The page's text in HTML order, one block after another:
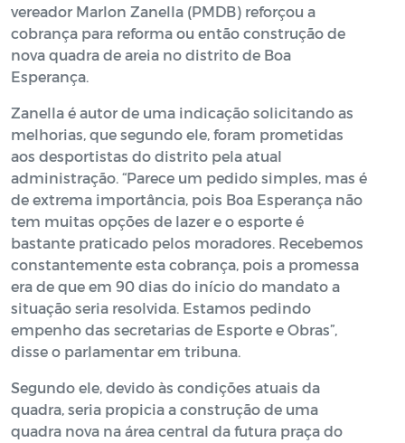
vereador Marlon Zanella (PMDB) reforçou a
cobrança para reforma ou então construção de
nova quadra de areia no distrito de Boa
Esperança.
Zanella é autor de uma indicação solicitando as
melhorias, que segundo ele, foram prometidas
aos desportistas do distrito pela atual
administração. “Parece um pedido simples, mas é
de extrema importância, pois Boa Esperança não
tem muitas opções de lazer e o esporte é
bastante praticado pelos moradores. Recebemos
constantemente esta cobrança, pois a promessa
era de que em 90 dias do início do mandato a
situação seria resolvida. Estamos pedindo
empenho das secretarias de Esporte e Obras”,
disse o parlamentar em tribuna.
Segundo ele, devido às condições atuais da
quadra, seria propicia a construção de uma
quadra nova na área central da futura praça do